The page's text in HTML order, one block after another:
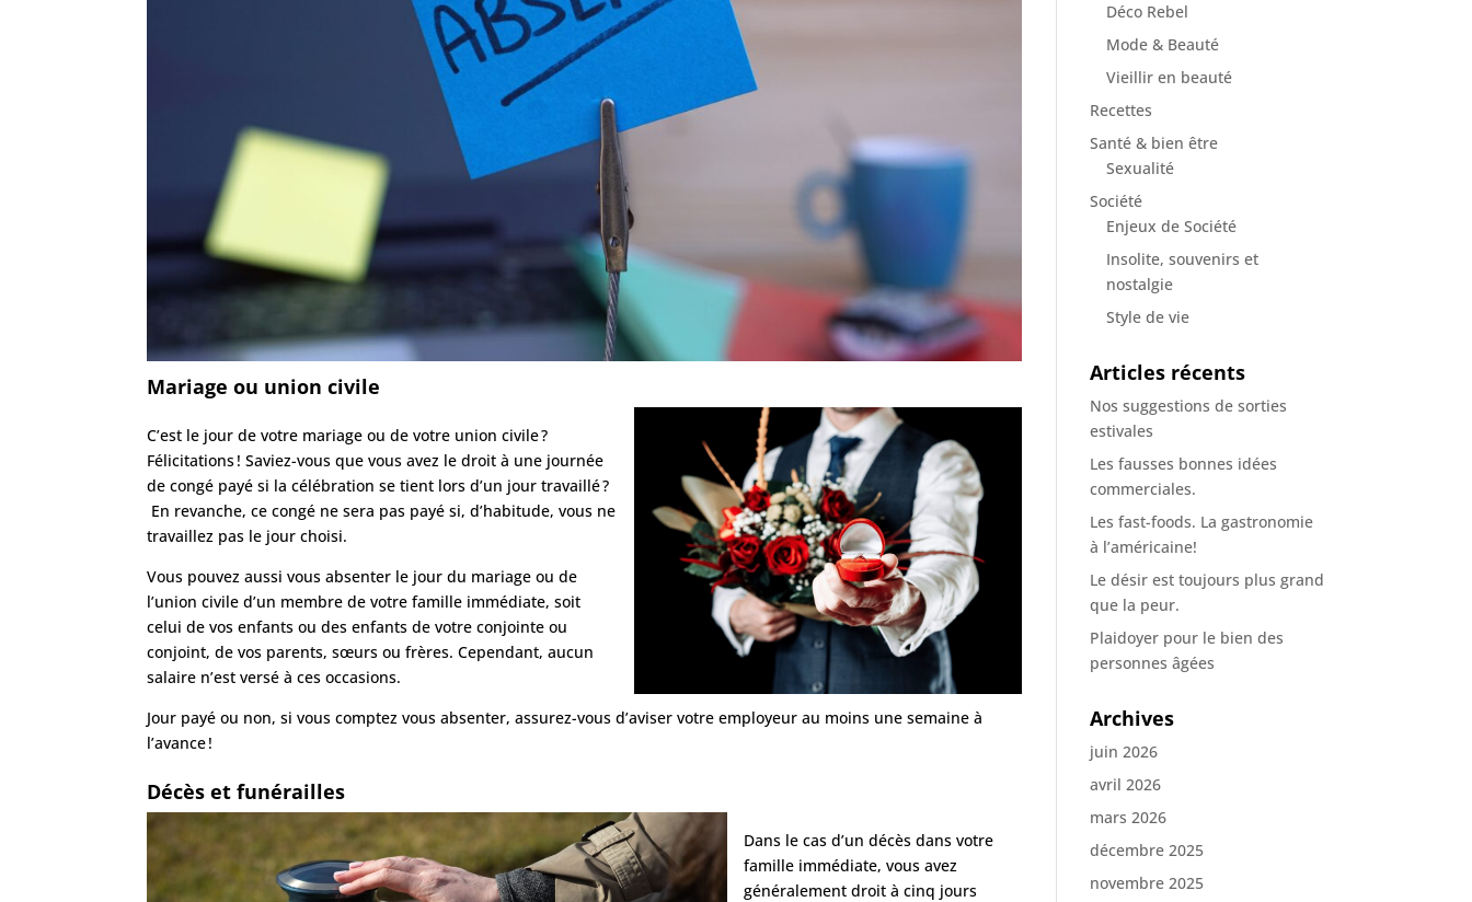
Mariage ou union civile
C’est le jour de votre mariage ou de votre union civile ?
Félicitations ! Saviez-vous que vous avez le droit à une journée
de congé payé si la célébration se tient lors d’un jour travaillé ?
En revanche, ce congé ne sera pas payé si, d’habitude, vous ne
travaillez pas le jour choisi.
Vous pouvez aussi vous absenter le jour du mariage ou de
l’union civile d’un membre de votre famille immédiate, soit
celui de vos enfants ou des enfants de votre conjointe ou
conjoint, de vos parents, sœurs ou frères. Cependant, aucun
salaire n’est versé à ces occasions.
Jour payé ou non, si vous comptez vous absenter, assurez-vous d’aviser votre employeur au moins une semaine à
l’avance !
Décès et funérailles
Dans le cas d’un décès dans votre
famille immédiate, vous avez
généralement droit à cinq jours
Déco Rebel
Mode & Beauté
Vieillir en beauté
Recettes
Santé & bien être
Sexualité
Société
Enjeux de Société
Insolite, souvenirs et
nostalgie
Style de vie
Articles récents
Nos suggestions de sorties
estivales
Les fausses bonnes idées
commerciales.
Les fast-foods. La gastronomie
à l’américaine!
Le désir est toujours plus grand
que la peur.
Plaidoyer pour le bien des
personnes âgées
Archives
juin 2026
avril 2026
mars 2026
décembre 2025
novembre 2025